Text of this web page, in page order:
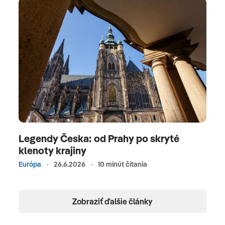
Legendy Česka: od Prahy po skryté
klenoty krajiny
Európa 26.6.2026 10 minút čítania
Zobraziť ďalšie články